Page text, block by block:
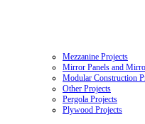
Mezzanine Projects
Mirror Panels and
Modular Construction
Other Projects
Pergola Projects
Plywood Projects